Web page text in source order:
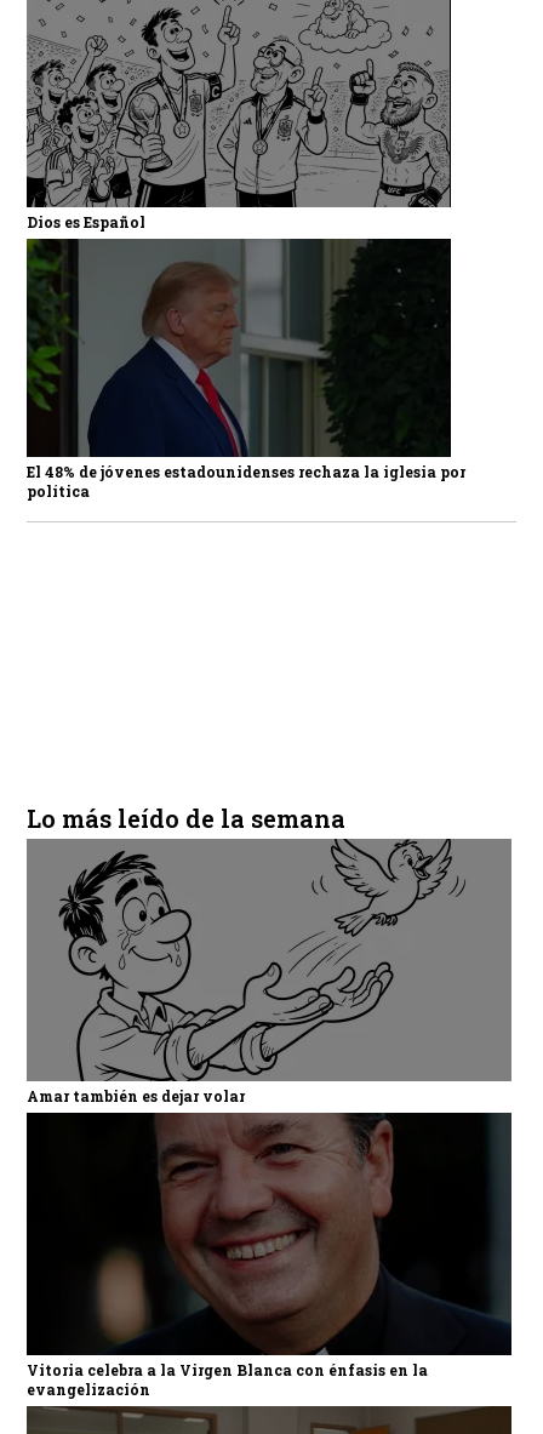
Dios es Español
El 48% de jóvenes estadounidenses rechaza la iglesia por
política
Lo más leído de la semana
Amar también es dejar volar
Vitoria celebra a la Virgen Blanca con énfasis en la
evangelización